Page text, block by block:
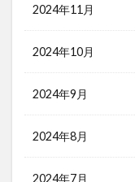
2024年11月
2024年10月
2024年9月
2024年8月
2024年7月